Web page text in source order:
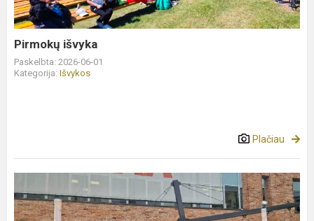
Pirmokų išvyka
Paskelbta: 2026-06-01
Kategorija: Išvykos
Plačiau
į
Estiją